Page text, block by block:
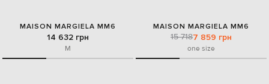
MAISON MARGIELA MM6
14 632 грн
M
MAISON MARGIELA MM6
15 7187 859 грн
one size